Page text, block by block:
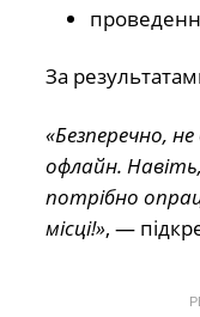
За
«Безперечно,
офлайн.
потрібно
місці!», —